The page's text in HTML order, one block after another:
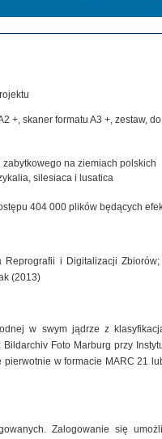
+, skaner formatu A3 +, zestaw,
na ziemiach polskich
silesiaca i lusatica
404 000 plików będących
i Digitalizacji
(2013)
w swym jądrze z
Foto Marburg przy
w formacie MARC 21
Zalogowanie się